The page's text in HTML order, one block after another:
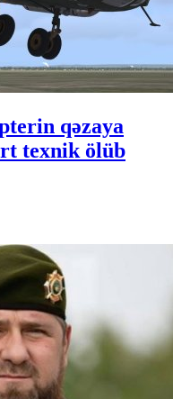
qəzaya
texnik ölüb